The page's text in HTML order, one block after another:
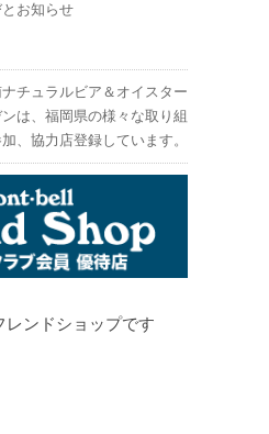
お知らせ
チュラルビア＆オイスター
は、福岡県の様々な取り組
、協力店登録しています。
レンドショップです